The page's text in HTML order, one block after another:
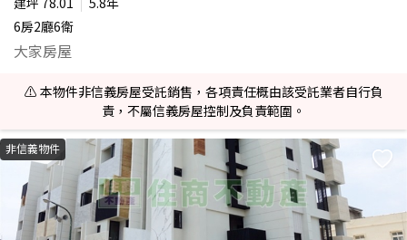
6房2廳6衛
大家房屋
⚠️ 本物件非信義房屋受託銷售，各項責任概由該受託業者自行負
責，不屬信義房屋控制及負責範圍。
非信義物件